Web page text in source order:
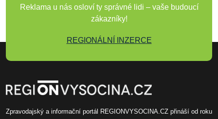
Reklama u nás osloví ty správné lidi – vaše budoucí
zákazníky!
REGIONÁLNÍ INZERCE
Zpravodajský a informační portál REGIONVYSOCINA.CZ přináší od roku